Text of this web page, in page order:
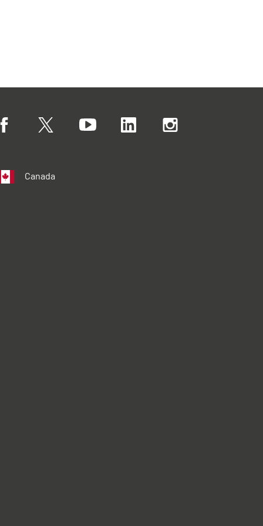
Canada